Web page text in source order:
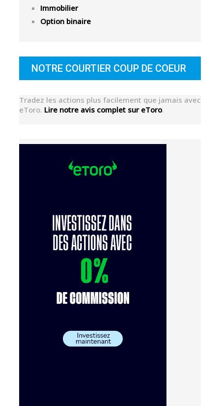
Immobilier
Option binaire
NOTRE COURTIER COUP DE COEUR
Tradez les actions plus facilement que jamais avec
eToro. Lire notre avis complet sur eToro.